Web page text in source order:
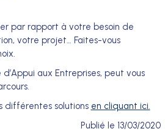
par rapport à votre besoin de
votre projet… Faites-vous
aux Entreprises, peut vous
différentes solutions en cliquant ici.
Publié le 13/03/2020